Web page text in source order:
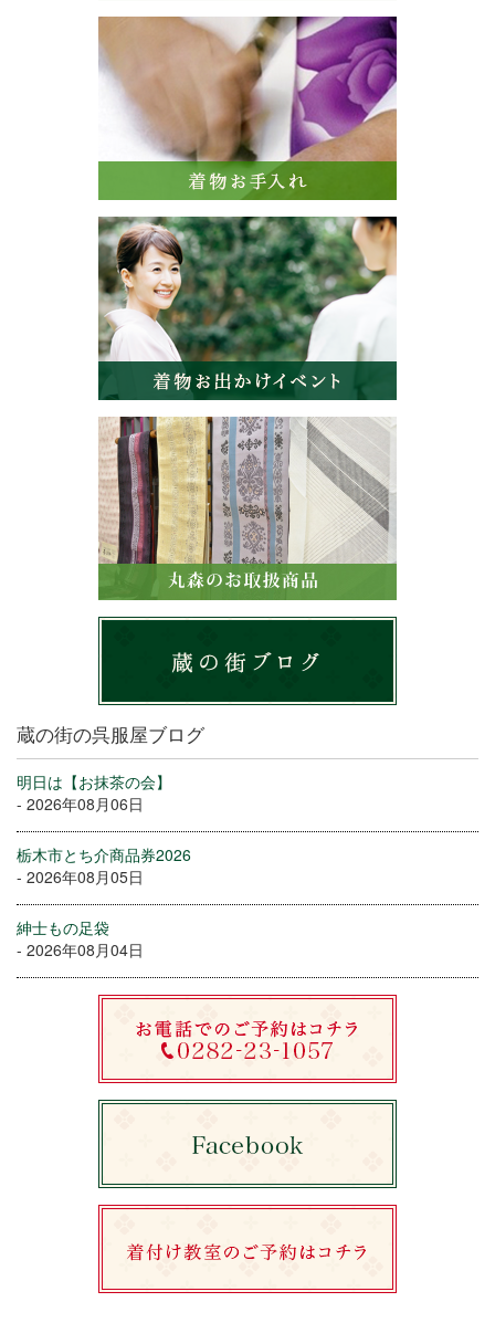
蔵の街の呉服屋ブログ
明日は【お抹茶の会】
- 2026年08月06日
栃木市とち介商品券2026
- 2026年08月05日
紳士もの足袋
- 2026年08月04日